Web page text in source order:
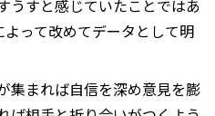
うすと感じていたことではあ
って改めてデータとして明
集まれば自信を深め意見を膨